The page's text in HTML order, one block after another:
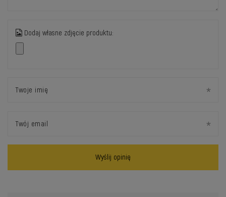
Dodaj własne zdjęcie produktu:
Twoje imię
Twój email
Wyślij opinię